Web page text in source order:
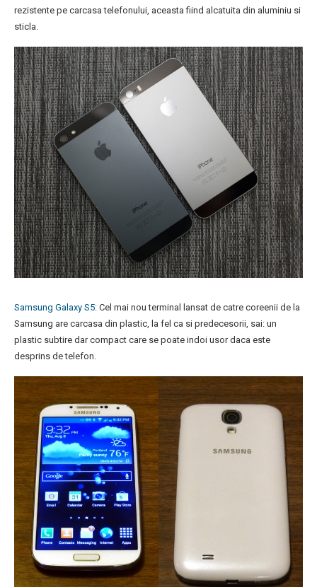
rezistente pe carcasa telefonului, aceasta fiind alcatuita din aluminiu si
sticla.
Samsung Galaxy S5: Cel mai nou terminal lansat de catre coreenii de la
Samsung are carcasa din plastic, la fel ca si predecesorii, sai: un
plastic subtire dar compact care se poate indoi usor daca este
desprins de telefon.